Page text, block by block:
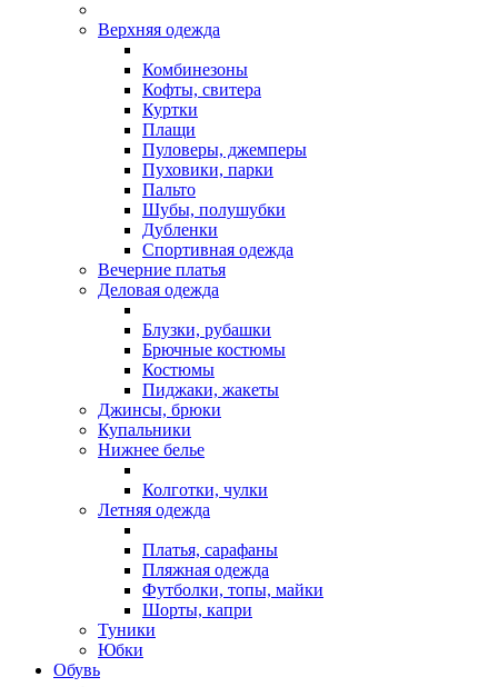
Верхняя одежда
Комбинезоны
Кофты, свитера
Куртки
Плащи
Пуловеры, джемперы
Пуховики, парки
Пальто
Шубы, полушубки
Дубленки
Спортивная одежда
Вечерние платья
Деловая одежда
Блузки, рубашки
Брючные костюмы
Костюмы
Пиджаки, жакеты
Джинсы, брюки
Купальники
Нижнее белье
Колготки, чулки
Летняя одежда
Платья, сарафаны
Пляжная одежда
Футболки, топы, майки
Шорты, капри
Туники
Юбки
Обувь